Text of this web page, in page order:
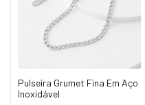
Pulseira Grumet Fina Em Aço
Inoxidável